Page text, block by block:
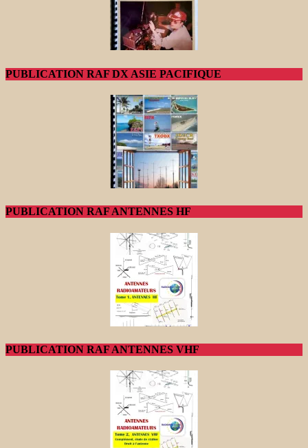
PUBLICATION RAF DX ASIE PACIFIQUE
PUBLICATION RAF ANTENNES HF
PUBLICATION RAF ANTENNES VHF